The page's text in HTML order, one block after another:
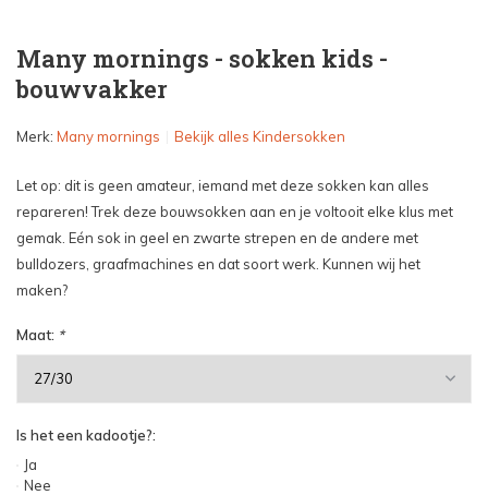
Many mornings - sokken kids -
bouwvakker
Merk: Many mornings Bekijk alles Kindersokken
Let op: dit is geen amateur, iemand met deze sokken kan alles
repareren! Trek deze bouwsokken aan en je voltooit elke klus met
gemak. Eén sok in geel en zwarte strepen en de andere met
bulldozers, graafmachines en dat soort werk. Kunnen wij het
maken?
Maat: *
Is het een kadootje?:
Ja
Nee